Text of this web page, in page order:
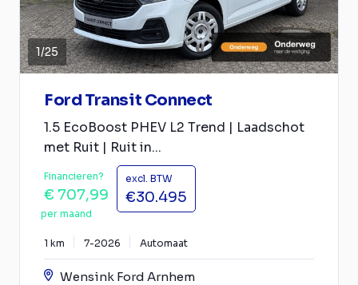
1/25
Ford Transit Connect
1.5 EcoBoost PHEV L2 Trend | Laadschot
met Ruit | Ruit in...
Financieren?
€ 707,99
per maand
excl. BTW
€30.495
1 km 7-2026 Automaat
Wensink Ford Arnhem